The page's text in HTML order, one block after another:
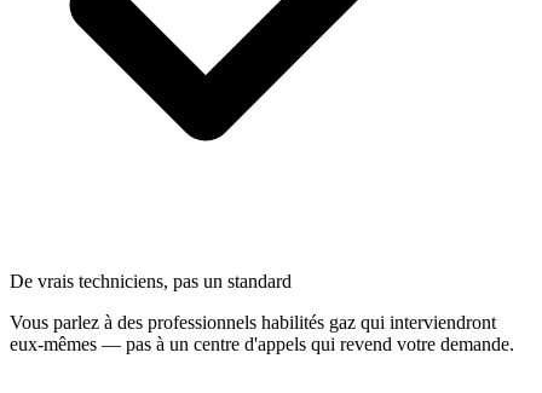
De vrais techniciens, pas un standard
Vous parlez à des professionnels habilités gaz qui interviendront
eux-mêmes — pas à un centre d'appels qui revend votre demande.